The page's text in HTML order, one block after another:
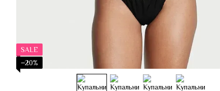
SALE
−20%